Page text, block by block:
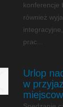
konferencje
również
prac...
Urlop
w